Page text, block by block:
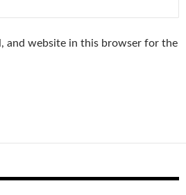
and website in this browser for the